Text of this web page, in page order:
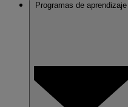
Programas de aprendizaje